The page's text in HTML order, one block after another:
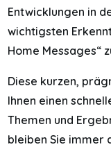
Entwicklungen in
wichtigsten
Home Messages“
Diese kurzen,
Ihnen einen
Themen und
bleiben Sie immer